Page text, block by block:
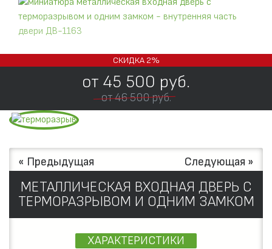
СКИДКА 2%
от 45 500 руб.
от 46 500 руб.
« Предыдущая Следующая »
МЕТАЛЛИЧЕСКАЯ ВХОДНАЯ ДВЕРЬ С
ТЕРМОРАЗРЫВОМ И ОДНИМ ЗАМКОМ
ХАРАКТЕРИСТИКИ